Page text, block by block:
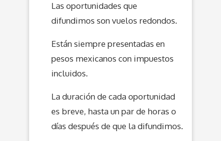
Las oportunidades que
difundimos son vuelos redondos.
Están siempre presentadas en
pesos mexicanos con impuestos
incluidos.
La duración de cada oportunidad
es breve, hasta un par de horas o
días después de que la difundimos.